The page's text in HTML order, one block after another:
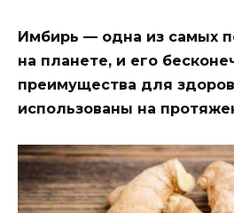
Имбирь — одна из самых
на планете, и его
преимущества для
использованы на